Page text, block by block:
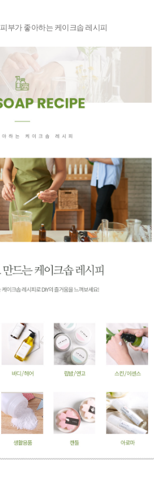
피부가 좋아하는 케이크솝 레시피